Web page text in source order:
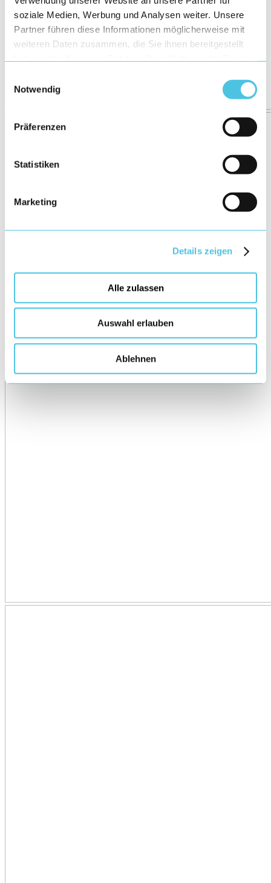
soziale Medien, Werbung und Analysen weiter. Unsere
Partner führen diese Informationen möglicherweise mit
weiteren Daten zusammen, die Sie ihnen bereitgestellt
Notwendig
Präferenzen
Statistiken
Marketing
Details zeigen
Alle zulassen
Auswahl erlauben
Ablehnen